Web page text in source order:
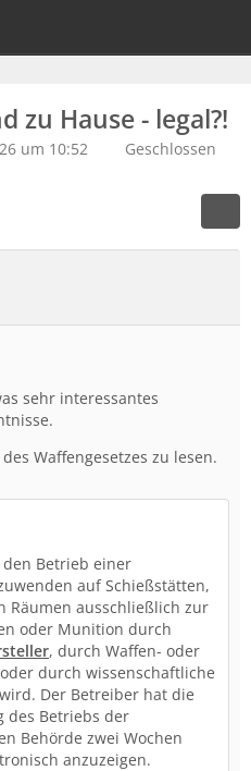
zu Hause - legal?!
um 10:52
Geschlossen
sehr interessantes
Waffengesetzes zu lesen.
Betrieb einer
auf Schießstätten,
Räumen ausschließlich zur
oder Munition durch
, durch Waffen- oder
durch wissenschaftliche
Der Betreiber hat die
des Betriebs der
Behörde zwei Wochen
anzuzeigen.